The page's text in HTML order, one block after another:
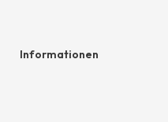
Informationen